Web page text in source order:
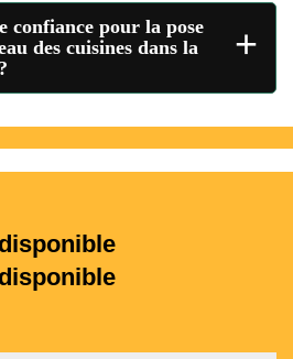
confiance pour la pose
des cuisines dans la
+